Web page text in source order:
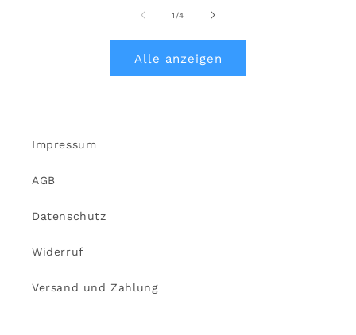
1 /von
4
Alle anzeigen
Impressum
AGB
Datenschutz
Widerruf
Versand und Zahlung